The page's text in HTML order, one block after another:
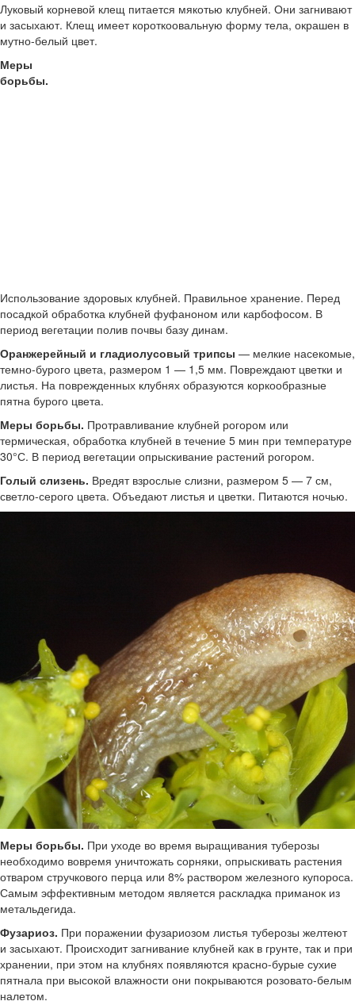
Луковый корневой клещ питается мякотью клубней. Они загнивают
и засыхают. Клещ имеет короткоовальную форму тела, окрашен в
мутно-белый цвет.
Меры
борьбы.
Использование здоровых клубней. Правильное хранение. Перед
посадкой обработка клубней фуфаноном или карбофосом. В
период вегетации полив почвы базу динам.
Оранжерейный и гладиолусовый трипсы — мелкие насекомые,
темно-бурого цвета, размером 1 — 1,5 мм. Повреждают цветки и
листья. На поврежденных клубнях образуются коркообразные
пятна бурого цвета.
Меры борьбы. Протравливание клубней рогором или
термическая, обработка клубней в течение 5 мин при температуре
30°С. В период вегетации опрыскивание растений рогором.
Голый слизень. Вредят взрослые слизни, размером 5 — 7 см,
светло-серого цвета. Объедают листья и цветки. Питаются ночью.
Меры борьбы. При уходе во время выращивания туберозы
необходимо вовремя уничтожать сорняки, опрыскивать растения
отваром стручкового перца или 8% раствором железного купороса.
Самым эффективным методом является раскладка приманок из
метальдегида.
Фузариоз. При поражении фузариозом листья туберозы желтеют
и засыхают. Происходит загнивание клубней как в грунте, так и при
хранении, при этом на клубнях появляются красно-бурые сухие
пятнала при высокой влажности они покрываются розовато-белым
налетом.